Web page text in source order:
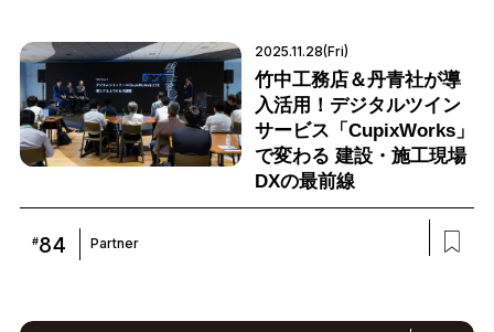
2025.11.28(Fri)
竹中工務店＆丹青社が導
入活用！デジタルツイン
サービス「CupixWorks」
で変わる 建設・施工現場
DXの最前線
#84 Partner